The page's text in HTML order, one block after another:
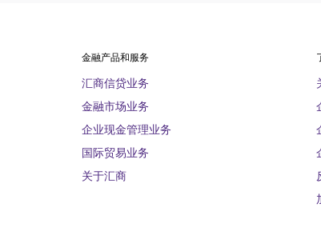
金融产品和服务
汇商信贷业务
金融市场业务
企业现金管理业务
国际贸易业务
关于汇商